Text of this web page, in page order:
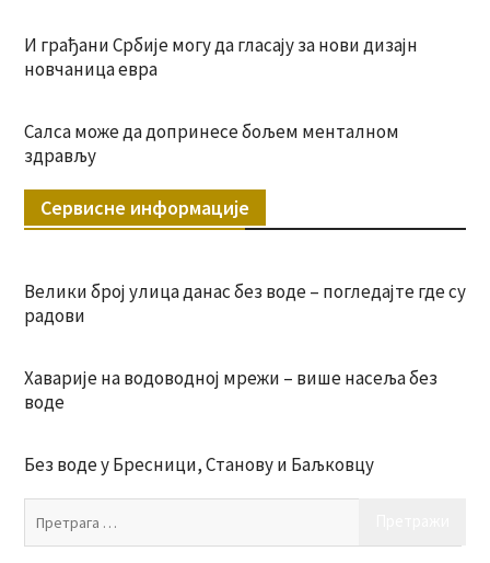
И грађани Србије могу да гласају за нови дизајн
новчаница евра
Салса може да допринесе бољем менталном
здрављу
Сервисне информације
Велики број улица данас без воде – погледајте где су
радови
Хаварије на водоводној мрежи – више насеља без
воде
Без воде у Бресници, Станову и Баљковцу